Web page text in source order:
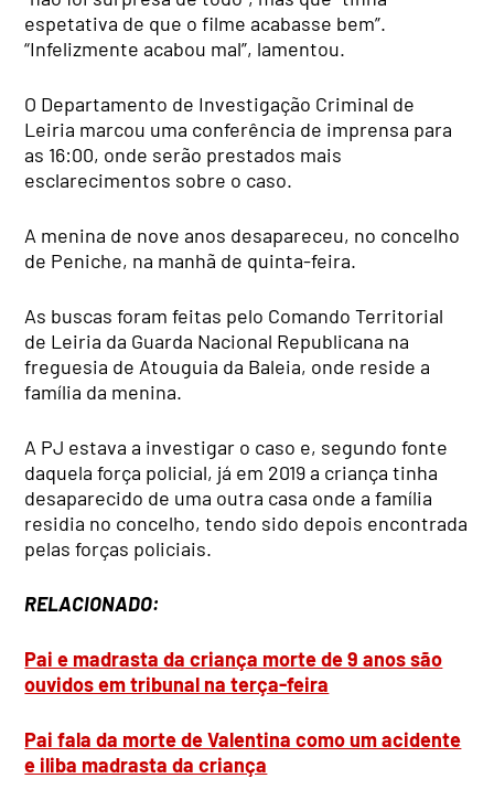
espetativa de que o filme acabasse bem”.
“Infelizmente acabou mal”, lamentou.
O Departamento de Investigação Criminal de
Leiria marcou uma conferência de imprensa para
as 16:00, onde serão prestados mais
esclarecimentos sobre o caso.
A menina de nove anos desapareceu, no concelho
de Peniche, na manhã de quinta-feira.
As buscas foram feitas pelo Comando Territorial
de Leiria da Guarda Nacional Republicana na
freguesia de Atouguia da Baleia, onde reside a
família da menina.
A PJ estava a investigar o caso e, segundo fonte
daquela força policial, já em 2019 a criança tinha
desaparecido de uma outra casa onde a família
residia no concelho, tendo sido depois encontrada
pelas forças policiais.
RELACIONADO:
Pai e madrasta da criança morte de 9 anos são
ouvidos em tribunal na terça-feira
Pai fala da morte de Valentina como um acidente
e iliba madrasta da criança